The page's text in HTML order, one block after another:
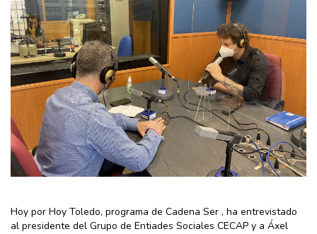
Hoy por Hoy Toledo, programa de Cadena Ser , ha entrevistado
al presidente del Grupo de Entiades Sociales CECAP y a Áxel